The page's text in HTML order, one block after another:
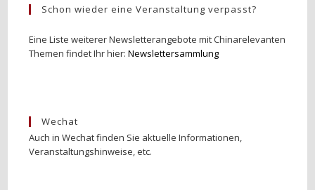
Schon wieder eine Veranstaltung verpasst?
Eine Liste weiterer Newsletterangebote mit Chinarelevanten
Themen findet Ihr hier:Newslettersammlung
Wechat
Auch in Wechat finden Sie aktuelle Informationen,
Veranstaltungshinweise, etc.